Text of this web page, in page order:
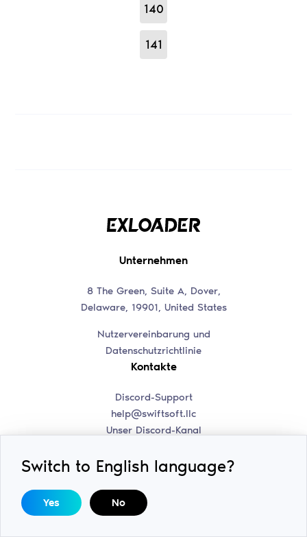
140
141
Unternehmen
8 The Green, Suite A, Dover,
Delaware, 19901, United States
Nutzervereinbarung und
Datenschutzrichtlinie
Kontakte
Discord-Support
help@swiftsoft.llc
Unser Discord-Kanal
Entwickler
Ihre Modifikation zu
unserer Bibliothek
Switch to English language?
Yes No